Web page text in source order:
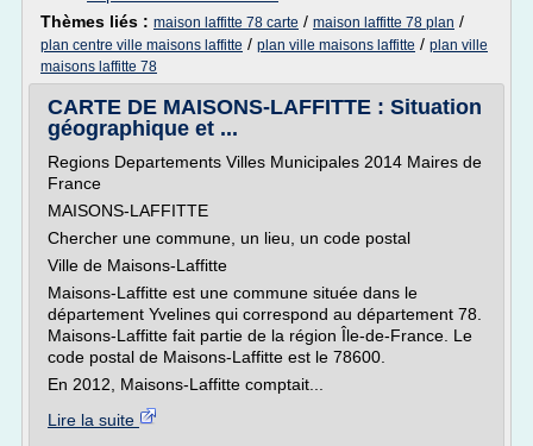
Thèmes liés : maison laffitte 78 carte / maison laffitte 78 plan /
plan centre ville maisons laffitte / plan ville maisons laffitte / plan ville
maisons laffitte 78
CARTE DE MAISONS-LAFFITTE : Situation
géographique et ...
Regions Departements Villes Municipales 2014 Maires de
France
MAISONS-LAFFITTE
Chercher une commune, un lieu, un code postal
Ville de Maisons-Laffitte
Maisons-Laffitte est une commune située dans le
département Yvelines qui correspond au département 78.
Maisons-Laffitte fait partie de la région Île-de-France. Le
code postal de Maisons-Laffitte est le 78600.
En 2012, Maisons-Laffitte comptait...
Lire la suite